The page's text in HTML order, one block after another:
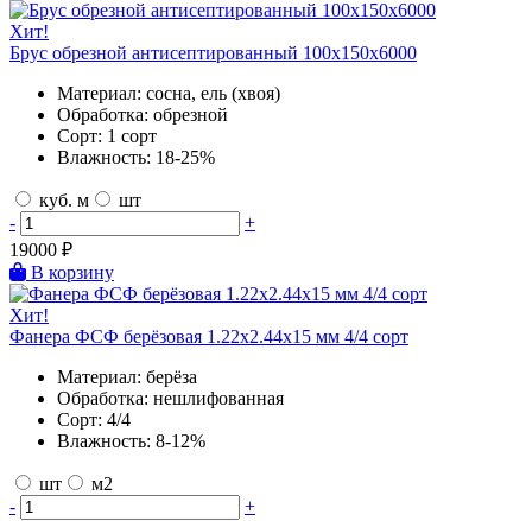
Хит!
Брус обрезной антисептированный 100х150х6000
Материал: сосна, ель (хвоя)
Обработка: обрезной
Сорт: 1 сорт
Влажность: 18-25%
куб. м
шт
-
+
19000 ₽
В корзину
Хит!
Фанера ФСФ берёзовая 1.22х2.44х15 мм 4/4 сорт
Материал: берёза
Обработка: нешлифованная
Сорт: 4/4
Влажность: 8-12%
шт
м2
-
+